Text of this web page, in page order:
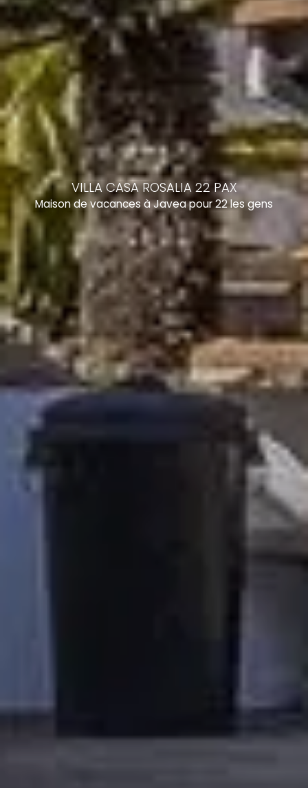
VILLA CASA ROSALIA 22 PAX
Maison de vacances à Javea pour 22 les gens